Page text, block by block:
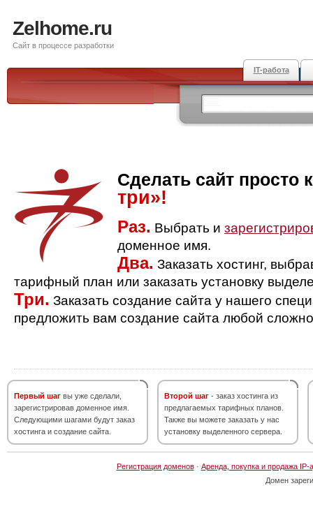
Zelhome.ru
Сайт в процессе разработки
IT-работа
Сделать сайт просто
три»!
Раз. Выбрать и
доменное имя.
Два. Заказать хостинг,
тарифный план или заказать установку
Три. Заказать создание сайта у нашего
предложить вам создание сайта любой
Первый шаг вы уже сделали,
зарегистрировав доменное имя.
Следующими шагами будут заказ
хостинга и создание сайта.
Второй шаг - заказ хостинга из
предлагаемых тарифных планов.
Также вы можете заказать у нас
установку выделенного сервера.
Регистрация доменов· Аренда, покупка и продажа IP-
Домен